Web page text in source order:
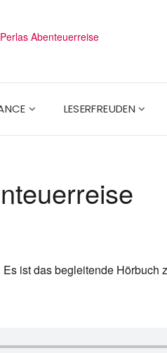
LESERFREUDEN
Es ist das begleitende Hörbuch